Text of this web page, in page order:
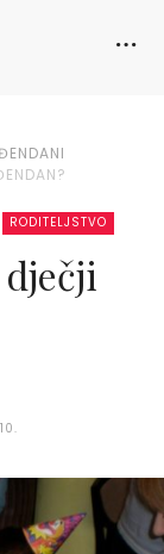
RODITELJSTVO